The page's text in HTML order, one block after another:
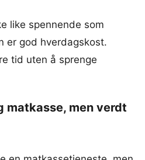
like spennende som
er god hverdagskost.
tid uten å sprenge
matkasse, men verdt